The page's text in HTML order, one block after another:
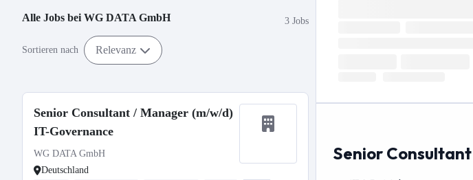
Alle Jobs bei WG DATA GmbH 3 Jobs
Sortieren nach Relevanz
Senior Consultant / Manager (m/w/d)
IT-Governance
WG DATA GmbH
Deutschland